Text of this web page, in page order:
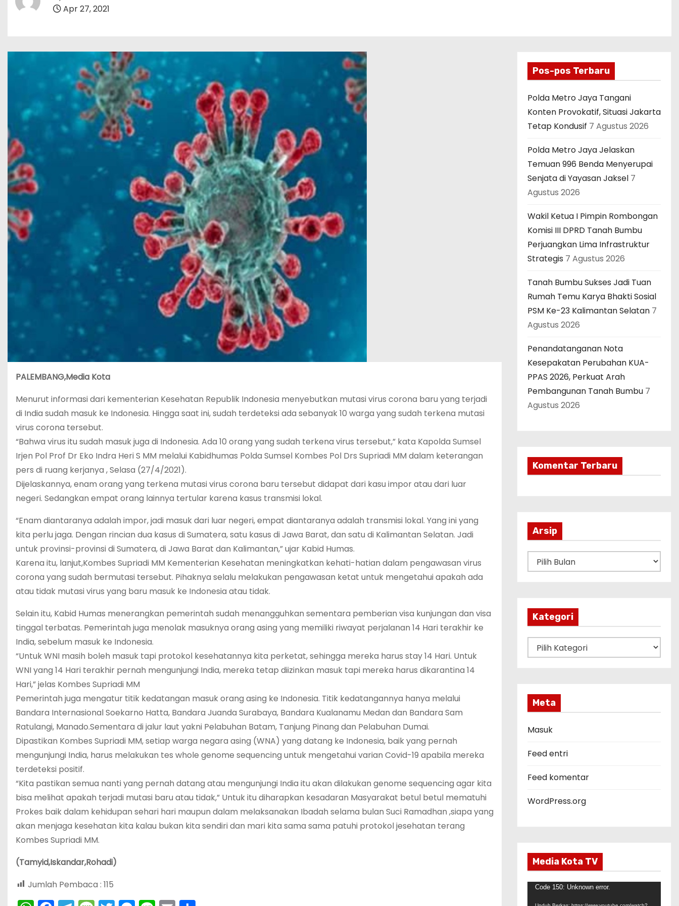
Apr 27, 2021
PALEMBANG,Media Kota
Menurut informasi dari kementerian Kesehatan Republik Indonesia menyebutkan mutasi virus corona baru yang terjadi
di India sudah masuk ke Indonesia. Hingga saat ini, sudah terdeteksi ada sebanyak 10 warga yang sudah terkena mutasi
virus corona tersebut.
“Bahwa virus itu sudah masuk juga di Indonesia. Ada 10 orang yang sudah terkena virus tersebut,” kata Kapolda Sumsel
Irjen Pol Prof Dr Eko Indra Heri S MM melalui Kabidhumas Polda Sumsel Kombes Pol Drs Supriadi MM dalam keterangan
pers di ruang kerjanya , Selasa (27/4/2021).
Dijelaskannya, enam orang yang terkena mutasi virus corona baru tersebut didapat dari kasu impor atau dari luar
negeri. Sedangkan empat orang lainnya tertular karena kasus transmisi lokal.
“Enam diantaranya adalah impor, jadi masuk dari luar negeri, empat diantaranya adalah transmisi lokal. Yang ini yang
kita perlu jaga. Dengan rincian dua kasus di Sumatera, satu kasus di Jawa Barat, dan satu di Kalimantan Selatan. Jadi
untuk provinsi-provinsi di Sumatera, di Jawa Barat dan Kalimantan,” ujar Kabid Humas.
Karena itu, lanjut,Kombes Supriadi MM Kementerian Kesehatan meningkatkan kehati-hatian dalam pengawasan virus
corona yang sudah bermutasi tersebut. Pihaknya selalu melakukan pengawasan ketat untuk mengetahui apakah ada
atau tidak mutasi virus yang baru masuk ke Indonesia atau tidak.
Selain itu, Kabid Humas menerangkan pemerintah sudah menangguhkan sementara pemberian visa kunjungan dan visa
tinggal terbatas. Pemerintah juga menolak masuknya orang asing yang memiliki riwayat perjalanan 14 Hari terakhir ke
India, sebelum masuk ke Indonesia.
“Untuk WNI masih boleh masuk tapi protokol kesehatannya kita perketat, sehingga mereka harus stay 14 Hari. Untuk
WNI yang 14 Hari terakhir pernah mengunjungi India, mereka tetap diizinkan masuk tapi mereka harus dikarantina 14
Hari,” jelas Kombes Supriadi MM
Pemerintah juga mengatur titik kedatangan masuk orang asing ke Indonesia. Titik kedatangannya hanya melalui
Bandara Internasional Soekarno Hatta, Bandara Juanda Surabaya, Bandara Kualanamu Medan dan Bandara Sam
Ratulangi, Manado.Sementara di jalur laut yakni Pelabuhan Batam, Tanjung Pinang dan Pelabuhan Dumai.
Dipastikan Kombes Supriadi MM, setiap warga negara asing (WNA) yang datang ke Indonesia, baik yang pernah
mengunjungi India, harus melakukan tes whole genome sequencing untuk mengetahui varian Covid-19 apabila mereka
terdeteksi positif.
“Kita pastikan semua nanti yang pernah datang atau mengunjungi India itu akan dilakukan genome sequencing agar kita
bisa melihat apakah terjadi mutasi baru atau tidak,” Untuk itu diharapkan kesadaran Masyarakat betul betul mematuhi
Prokes baik dalam kehidupan sehari hari maupun dalam melaksanakan Ibadah selama bulan Suci Ramadhan ,siapa yang
akan menjaga kesehatan kita kalau bukan kita sendiri dan mari kita sama sama patuhi protokol jesehatan terang
Kombes Supriadi MM.
(Tamyid,Iskandar,Rohadi)
Jumlah Pembaca : 115
Pos-pos Terbaru
Polda Metro Jaya Tangani
Konten Provokatif, Situasi Jakarta
Tetap Kondusif 7 Agustus 2026
Polda Metro Jaya Jelaskan
Temuan 996 Benda Menyerupai
Senjata di Yayasan Jaksel 7
Agustus 2026
Wakil Ketua I Pimpin Rombongan
Komisi III DPRD Tanah Bumbu
Perjuangkan Lima Infrastruktur
Strategis 7 Agustus 2026
Tanah Bumbu Sukses Jadi Tuan
Rumah Temu Karya Bhakti Sosial
PSM Ke-23 Kalimantan Selatan 7
Agustus 2026
Penandatanganan Nota
Kesepakatan Perubahan KUA-
PPAS 2026, Perkuat Arah
Pembangunan Tanah Bumbu 7
Agustus 2026
Komentar Terbaru
Arsip
r
Kategori
a
o
r
Meta
Masuk
Feed entri
Feed komentar
WordPress.org
Media Kota TV
Code 150: Unknown error.